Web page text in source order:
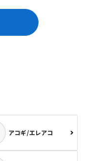
アコギ/エレアコ